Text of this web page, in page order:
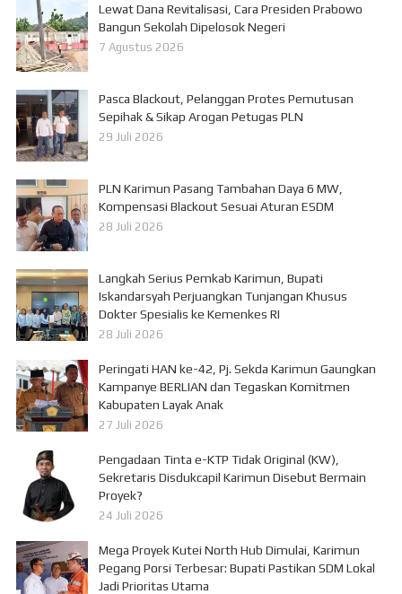
Lewat Dana Revitalisasi, Cara Presiden Prabowo
Bangun Sekolah Dipelosok Negeri
7 Agustus 2026
Pasca Blackout, Pelanggan Protes Pemutusan
Sepihak & Sikap Arogan Petugas PLN
29 Juli 2026
PLN Karimun Pasang Tambahan Daya 6 MW,
Kompensasi Blackout Sesuai Aturan ESDM
28 Juli 2026
Langkah Serius Pemkab Karimun, Bupati
Iskandarsyah Perjuangkan Tunjangan Khusus
Dokter Spesialis ke Kemenkes RI
28 Juli 2026
Peringati HAN ke-42, Pj. Sekda Karimun Gaungkan
Kampanye BERLIAN dan Tegaskan Komitmen
Kabupaten Layak Anak
27 Juli 2026
Pengadaan Tinta e-KTP Tidak Original (KW),
Sekretaris Disdukcapil Karimun Disebut Bermain
Proyek?
24 Juli 2026
Mega Proyek Kutei North Hub Dimulai, Karimun
Pegang Porsi Terbesar: Bupati Pastikan SDM Lokal
Jadi Prioritas Utama